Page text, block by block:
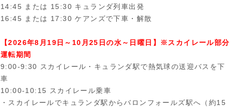
14:45 または 15:30 キュランダ列車出発
16:45 または 17:30 ケアンズで下車・解散
【2026年8月19日～10月25日の水～日曜日】※スカイレール部分
運転期間
9:00-9:30 スカイレール・キュランダ駅で熱気球の送迎バスを下
車
10:00-10:15 スカイレール乗車
・スカイレールでキュランダ駅からバロンフォールズ駅へ（約15